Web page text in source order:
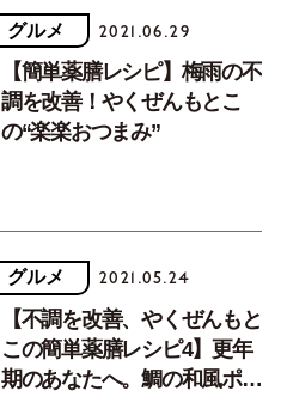
グルメ 2021.06.29
【簡単薬膳レシピ】梅雨の不
調を改善！やくぜんもとこ
の“楽楽おつまみ”
グルメ 2021.05.24
【不調を改善、やくぜんもと
この簡単薬膳レシピ4】更年
期のあなたへ。鯛の和風ポト